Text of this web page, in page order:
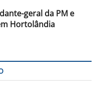
geral da PM e
Hortolândia